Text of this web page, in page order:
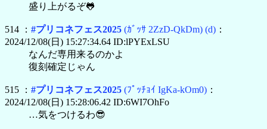
盛り上がるぞ🐸
514 ： #プリコネフェス2025 (ｶﾞｯｻ 2ZzD-QkDm) (d) ：
2024/12/08(日) 15:27:34.64 ID:lPYExLSU
なんだ専用来るのかよ
復刻確定じゃん
515 ： #プリコネフェス2025 (ﾌﾟｯﾁｮｲ IgKa-kOm0) ：
2024/12/08(日) 15:28:06.42 ID:6WI7OhFo
…気をつけるわ😎